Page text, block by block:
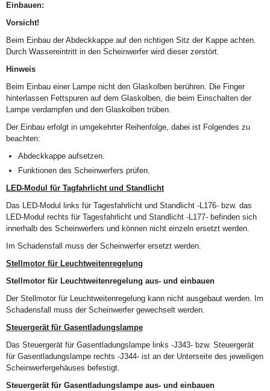
Einbauen:
Vorsicht!
Beim Einbau der Abdeckkappe auf den richtigen Sitz der Kappe achten.
Durch Wassereintritt in den Scheinwerfer wird dieser zerstört.
Hinweis
Beim Einbau einer Lampe nicht den Glaskolben berühren. Die Finger
hinterlassen Fettspuren auf dem Glaskolben, die beim Einschalten der
Lampe verdampfen und den Glaskolben trüben.
Der Einbau erfolgt in umgekehrter Reihenfolge, dabei ist Folgendes zu
beachten:
Abdeckkappe aufsetzen.
Funktionen des Scheinwerfers prüfen.
LED-Modul für Tagfahrlicht und Standlicht
Das LED-Modul links für Tagesfahrlicht und Standlicht -L176- bzw. das
LED-Modul rechts für Tagesfahrlicht und Standlicht -L177- befinden sich
innerhalb des Scheinwerfers und können nicht einzeln ersetzt werden.
Im Schadensfall muss der Scheinwerfer ersetzt werden.
Stellmotor für Leuchtweitenregelung
Stellmotor für Leuchtweitenregelung aus- und einbauen
Der Stellmotor für Leuchtweitenregelung kann nicht ausgebaut werden. Im
Schadensfall muss der Scheinwerfer gewechselt werden.
Steuergerät für Gasentladungslampe
Das Steuergerät für Gasentladungslampe links -J343- bzw. Steuergerät
für Gasentladungslampe rechts -J344- ist an der Unterseite des jeweiligen
Scheinwerfergehäuses befestigt.
Steuergerät für Gasentladungslampe aus- und einbauen